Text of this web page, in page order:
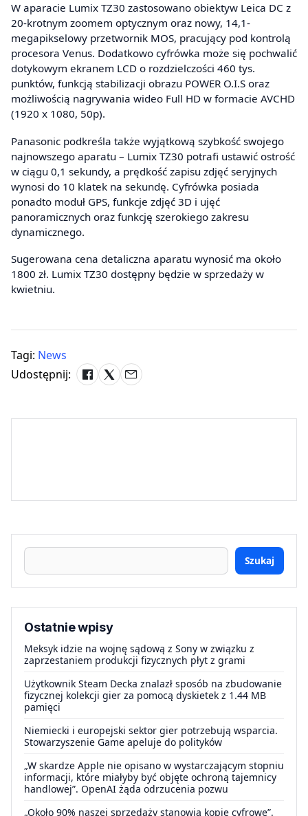
W aparacie Lumix TZ30 zastosowano obiektyw Leica DC z
20-krotnym zoomem optycznym oraz nowy, 14,1-
megapikselowy przetwornik MOS, pracujący pod kontrolą
procesora Venus. Dodatkowo cyfrówka może się pochwalić
dotykowym ekranem LCD o rozdzielczości 460 tys.
punktów, funkcją stabilizacji obrazu POWER O.I.S oraz
możliwością nagrywania wideo Full HD w formacie AVCHD
(1920 x 1080, 50p).
Panasonic podkreśla także wyjątkową szybkość swojego
najnowszego aparatu – Lumix TZ30 potrafi ustawić ostrość
w ciągu 0,1 sekundy, a prędkość zapisu zdjęć seryjnych
wynosi do 10 klatek na sekundę. Cyfrówka posiada
ponadto moduł GPS, funkcje zdjęć 3D i ujęć
panoramicznych oraz funkcję szerokiego zakresu
dynamicznego.
Sugerowana cena detaliczna aparatu wynosić ma około
1800 zł. Lumix TZ30 dostępny będzie w sprzedaży w
kwietniu.
Tagi: News
Udostępnij:
Szukaj
Ostatnie wpisy
Meksyk idzie na wojnę sądową z Sony w związku z
zaprzestaniem produkcji fizycznych płyt z grami
Użytkownik Steam Decka znalazł sposób na zbudowanie
fizycznej kolekcji gier za pomocą dyskietek z 1.44 MB
pamięci
Niemiecki i europejski sektor gier potrzebują wsparcia.
Stowarzyszenie Game apeluje do polityków
„W skardze Apple nie opisano w wystarczającym stopniu
informacji, które miałyby być objęte ochroną tajemnicy
handlowej”. OpenAI żąda odrzucenia pozwu
„Około 90% naszej sprzedaży stanowią kopie cyfrowe”.